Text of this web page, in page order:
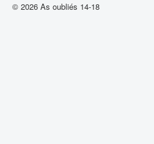
© 2026 As oubliés 14-18